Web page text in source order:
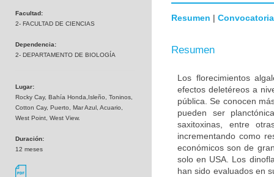
Facultad:
2- FACULTAD DE CIENCIAS
Dependencia:
2- DEPARTAMENTO DE BIOLOGÍA
Lugar:
Rocky Cay, Bahía Honda,Isleño, Toninos,
Cotton Cay, Puerto, Mar Azul, Acuario,
West Point, West View.
Duración:
12 meses
Resumen | Convocatoria
Resumen
Los florecimientos
efectos deletéreos a
pública. Se conocen
pueden ser
saxitoxinas, entre
incrementando como
económicos son de
solo en USA. Los
han sido evaluados en